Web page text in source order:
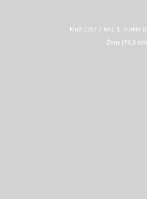
Muži (157,7 km): 1. Kurkle
Ženy (78,8